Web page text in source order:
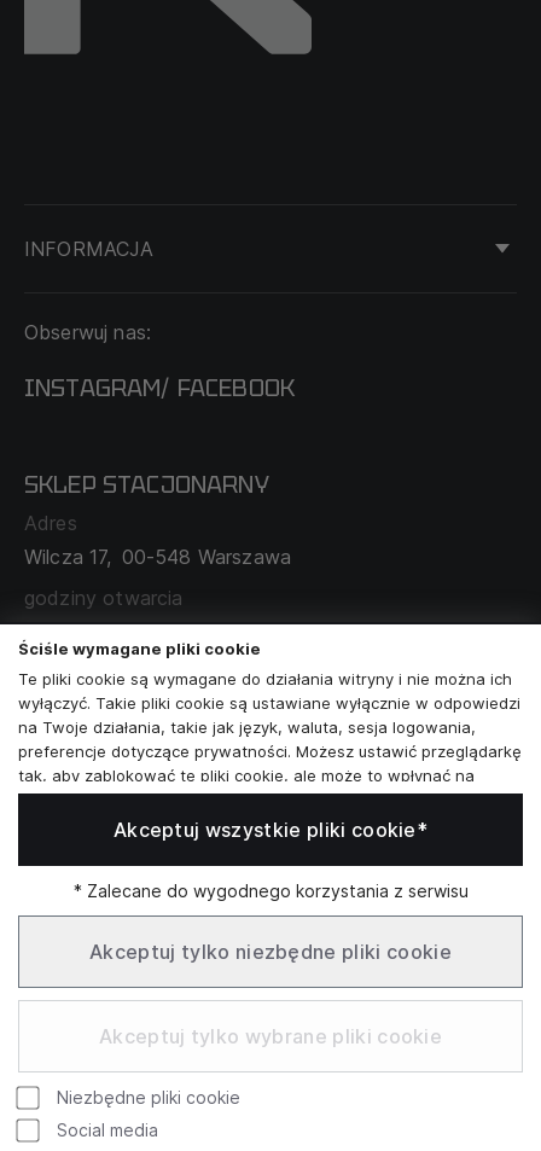
INFORMACJA
DOSTAWA I PŁATNOŚĆ
O NAS
MAPA SERWISU
ZAMÓWIENIA KORPORACYJNE
WSPÓŁPRACA Z PARTNERAMI
Obserwuj nas:
INSTAGRAM/ FACEBOOK
SKLEP STACJONARNY
Adres
Wilcza 17, 00-548 Warszawa
godziny otwarcia
poniedziałek - sobota: 11:00 - 19:00
Skontaktuj się z nami
+48573581161
info@reytel.pl
Whatsapp
Infolinia: Pn–Pt 09:00–17:00
Ściśle wymagane pliki cookie
Te pliki cookie są wymagane do działania witryny i nie można ich
wyłączyć. Takie pliki cookie są ustawiane wyłącznie w odpowiedzi
na Twoje działania, takie jak język, waluta, sesja logowania,
preferencje dotyczące prywatności. Możesz ustawić przeglądarkę
tak, aby zablokować te pliki cookie, ale może to wpłynąć na
sposób działania naszej witryny.
Analizy i statystyki
Marketing i retargeting
Te pliki cookie są zwykle ustawiane przez naszych partnerów
marketingowych i reklamowych. Mogą być przez nich
wykorzystywane do tworzenia profilu Twoich zainteresowań, a
następnie wyświetlania odpowiednich reklam. Jeśli nie zezwolisz
Twoich interesów.
Funkcjonalne pliki cookie
Te pliki cookie umożliwiają naszej witrynie oferowanie
dodatkowych funkcji i ustawień osobistych. Mogą być ustawione
Akceptuj wszystkie pliki cookie*
* Zalecane do wygodnego korzystania z serwisu
Akceptuj tylko niezbędne pliki cookie
Akceptuj tylko wybrane pliki cookie
Niezbędne pliki cookie
Social media